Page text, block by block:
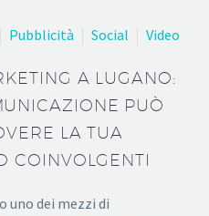
Pubblicità Social Video
A LUGANO:
PUÒ
LA TUA
COINVOLGENTI
uno dei mezzi di